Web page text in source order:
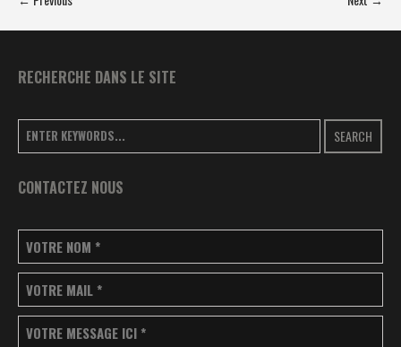
RECHERCHE DANS LE SITE
SEARCH
CONTACTEZ NOUS
VOTRE NOM *
VOTRE MAIL *
VOTRE MESSAGE ICI *